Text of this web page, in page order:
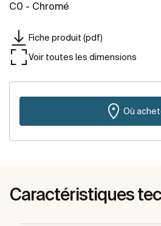
C0 - Chromé
Fiche produit (pdf)
Voir toutes les dimensions
Où
Caractéristiques